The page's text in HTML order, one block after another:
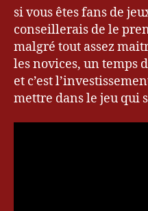
si vous êtes fans de
conseillerais de le
malgré tout assez
les novices, un temps
et c’est
mettre dans le jeu qui